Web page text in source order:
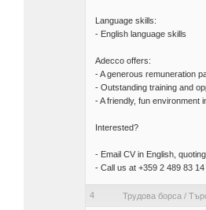
Language skills:
- English language skills
Adecco offers:
- A generous remuneration
- Outstanding training and
- A friendly, fun environment
Interested?
- Email CV in English,
- Call us at +359 2 489 83 14
4 Трудова борса /